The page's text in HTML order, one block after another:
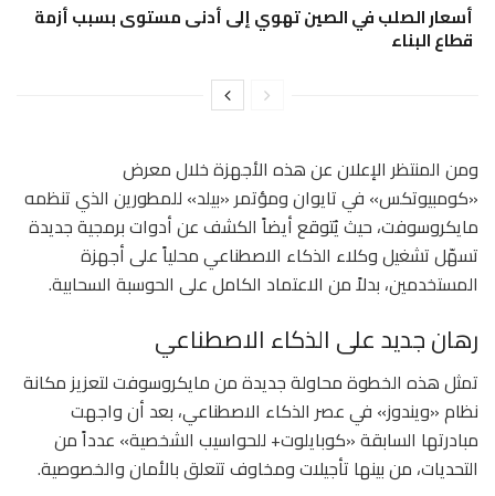
أسعار الصلب في الصين تهوي إلى أدنى مستوى بسبب أزمة
قطاع البناء
ومن المنتظر الإعلان عن هذه الأجهزة خلال معرض
«كومبيوتكس» في تايوان ومؤتمر «بيلد» للمطورين الذي تنظمه
مايكروسوفت، حيث يُتوقع أيضاً الكشف عن أدوات برمجية جديدة
تسهّل تشغيل وكلاء الذكاء الاصطناعي محلياً على أجهزة
المستخدمين، بدلاً من الاعتماد الكامل على الحوسبة السحابية.
رهان جديد على الذكاء الاصطناعي
تمثل هذه الخطوة محاولة جديدة من مايكروسوفت لتعزيز مكانة
نظام «ويندوز» في عصر الذكاء الاصطناعي، بعد أن واجهت
مبادرتها السابقة «كوبايلوت+ للحواسيب الشخصية» عدداً من
التحديات، من بينها تأجيلات ومخاوف تتعلق بالأمان والخصوصية.